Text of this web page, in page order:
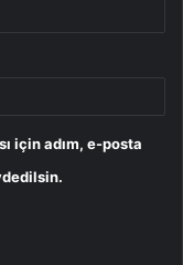
için adım, e-posta